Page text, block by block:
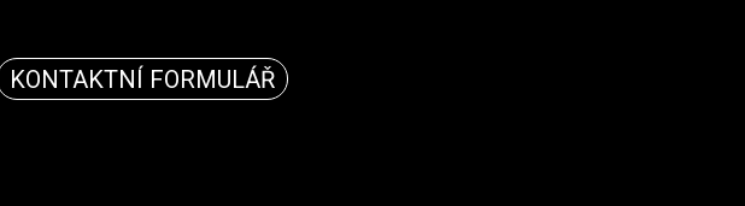
KONTAKTNÍ FORMULÁŘ